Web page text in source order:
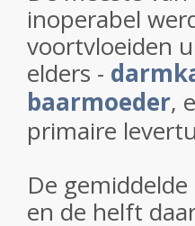
inoperabel
voortvloeiden
elders -
baarmoeder,
primaire
De
en de helft